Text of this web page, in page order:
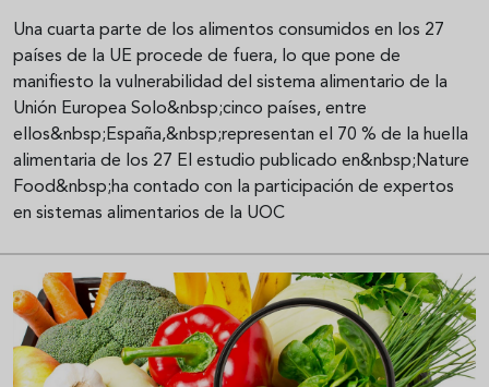
Una cuarta parte de los alimentos consumidos en los 27
países de la UE procede de fuera, lo que pone de
manifiesto la vulnerabilidad del sistema alimentario de la
Unión Europea Solo&nbsp;cinco países, entre
ellos&nbsp;España,&nbsp;representan el 70 % de la huella
alimentaria de los 27 El estudio publicado en&nbsp;Nature
Food&nbsp;ha contado con la participación de expertos
en sistemas alimentarios de la UOC